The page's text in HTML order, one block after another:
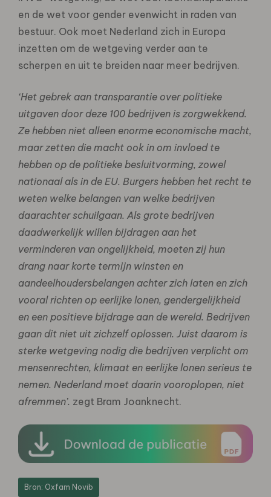
en de wet voor gender evenwicht in raden van
bestuur. Ook moet Nederland zich in Europa
inzetten om de wetgeving verder aan te
scherpen en uit te breiden naar meer bedrijven.
‘Het gebrek aan transparantie over politieke
uitgaven door deze 100 bedrijven is zorgwekkend.
Ze hebben niet alleen enorme economische macht,
maar zetten die macht ook in om invloed te
hebben op de politieke besluitvorming, zowel
nationaal als in de EU. Burgers hebben het recht te
weten welke belangen van welke bedrijven
daarachter schuilgaan. Als grote bedrijven
daadwerkelijk willen bijdragen aan het
verminderen van ongelijkheid, moeten zij hun
drang naar korte termijn winsten en
aandeelhoudersbelangen achter zich laten en zich
vooral richten op eerlijke lonen, gendergelijkheid
en een positieve bijdrage aan de wereld. Bedrijven
gaan dit niet uit zichzelf oplossen. Juist daarom is
sterke wetgeving nodig die bedrijven verplicht om
mensenrechten, klimaat en eerlijke lonen serieus te
nemen. Nederland moet daarin vooroplopen, niet
afremmen’. zegt Bram Joanknecht.
Bron: Oxfam Novib